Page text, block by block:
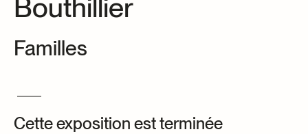
Centre d’archives et de documentation
Jeune McCord philanthrope
Bouthillier
Familles
Cette exposition est terminée